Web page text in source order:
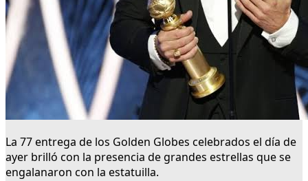
La 77 entrega de los Golden Globes celebrados el día de
ayer brilló con la presencia de grandes estrellas que se
engalanaron con la estatuilla.